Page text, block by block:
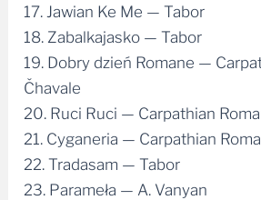
17. Jawian Ke Me — Tabor
18. Zabalkajasko — Tabor
19. Dobry dzień Romane —
Čhavale
20. Ruci Ruci — Carpathian
21. Cyganeria — Carpathian
22. Tradasam — Tabor
23. Parameła — A. Vanyan